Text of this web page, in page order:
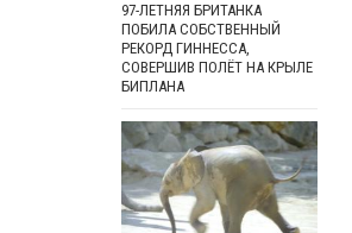
97-ЛЕТНЯЯ БРИТАНКА
ПОБИЛА СОБСТВЕННЫЙ
РЕКОРД ГИННЕССА,
СОВЕРШИВ ПОЛЁТ НА КРЫЛЕ
БИПЛАНА